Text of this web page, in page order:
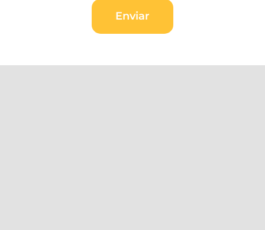
Enviar